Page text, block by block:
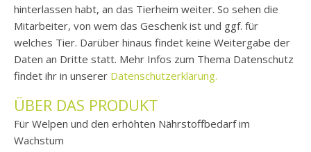
hinterlassen habt, an das Tierheim weiter. So sehen die
Mitarbeiter, von wem das Geschenk ist und ggf. für
welches Tier. Darüber hinaus findet keine Weitergabe der
Daten an Dritte statt. Mehr Infos zum Thema Datenschutz
findet ihr in unserer Datenschutzerklärung.
ÜBER DAS PRODUKT
Für Welpen und den erhöhten Nährstoffbedarf im
Wachstum